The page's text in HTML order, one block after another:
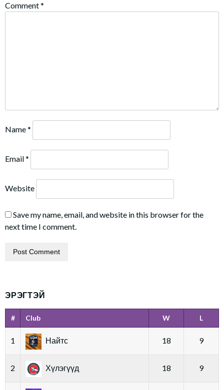
Comment*
Name*
Email*
Website
Save my name, email, and website in this browser for the
next time I comment.
ЭРЭГТЭЙ
# Club W L
1 Найтс 18 9
2 Хүлэгүүд 18 9